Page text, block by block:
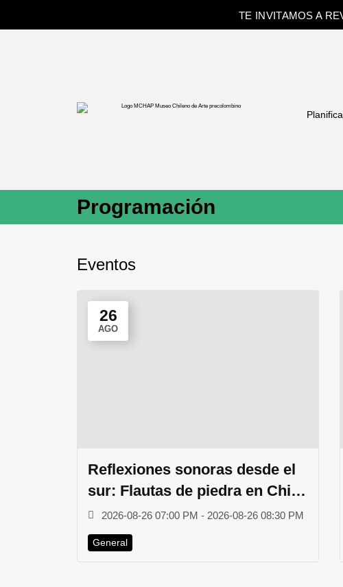
TE INVITAMOS A
Programación
Eventos
26
AGO
Reflexiones sonoras desde el
sur: Flautas de piedra en Chile
prehispánico y actual
2026-08-26 07:00 PM - 2026-08-26 08:30 PM
General